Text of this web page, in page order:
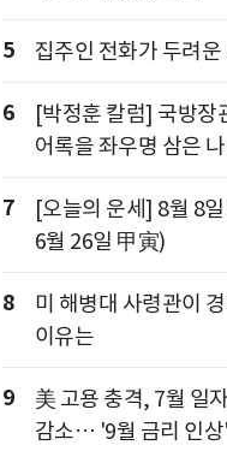
5 집주인 전화가 두려
6
[박정훈 칼럼] 국방장
어록을 좌우명 삼은
7
[오늘의 운세] 8월 8
6월 26일 甲寅)
8
미 해병대 사령관이
이유는
9
美 고용 충격, 7월 일
감소… '9월 금리 인